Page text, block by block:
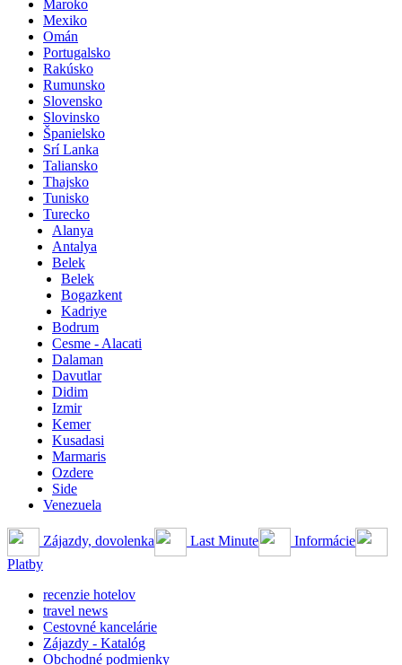
Maroko
Mexiko
Omán
Portugalsko
Rakúsko
Rumunsko
Slovensko
Slovinsko
Španielsko
Srí Lanka
Taliansko
Thajsko
Tunisko
Turecko
Alanya
Antalya
Belek
Belek
Bogazkent
Kadriye
Bodrum
Cesme - Alacati
Dalaman
Davutlar
Didim
Izmir
Kemer
Kusadasi
Marmaris
Ozdere
Side
Venezuela
Zájazdy, dovolenka Last Minute
Informácie
Platby
recenzie hotelov
travel news
Cestovné kancelárie
Zájazdy - Katalóg
Obchodné podmienky